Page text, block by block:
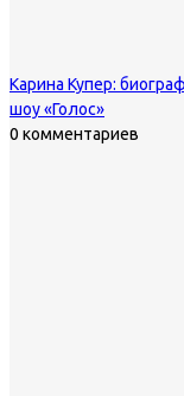
Карина Купер:
шоу «Голос»
0 комментариев